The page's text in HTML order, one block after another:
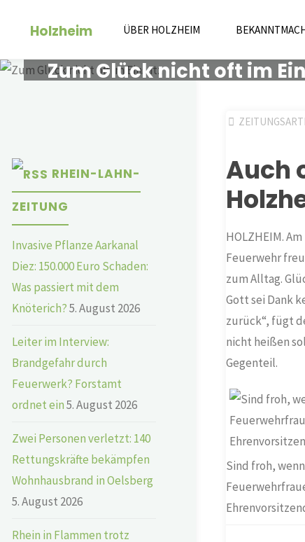
Holzheim ÜBER HOLZHEIM
Zum Glück nicht oft im
Auch
HOLZHEIM.
Feuerwehr
zum Alltag.
Gott sei Dank
zurück“, fügt
nicht heißen
Gegenteil.
Sind froh,
RHEIN-LAHN-
ZEITUNG
Invasive Pflanze Aarkanal
Diez: 150.000 Euro Schaden:
Was passiert mit dem
Knöterich?5. August 2026
Leiter im Interview:
Brandgefahr durch
Feuerwerk? Forstamt
ordnet ein5. August 2026
Zwei Personen verletzt: 140
Rettungskräfte bekämpfen
Wohnhausbrand in Oelsberg
5. August 2026
Rhein in Flammen trotz